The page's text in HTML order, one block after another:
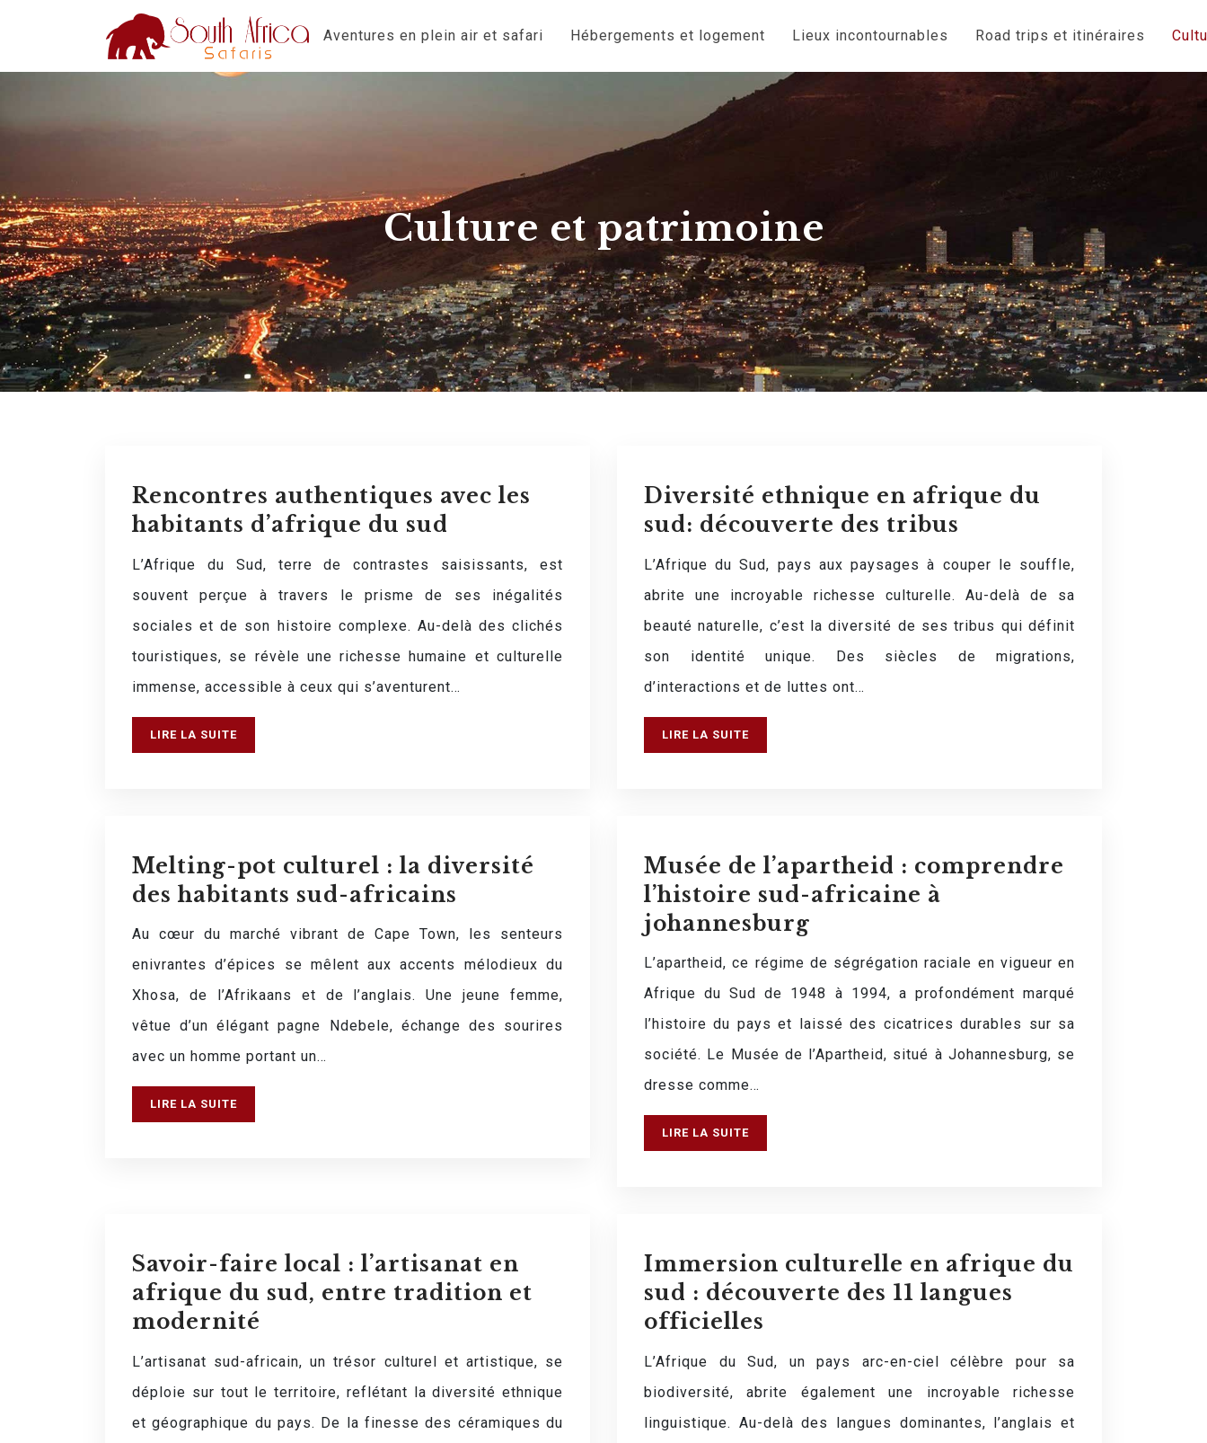
Aventures en plein air et safari Hébergements et logement Lieux incontournables Road trips et itinéraires
Culture et patrimoine
Rencontres authentiques avec les
habitants d’afrique du sud
L’Afrique du Sud, terre de contrastes saisissants, est
souvent perçue à travers le prisme de ses inégalités
sociales et de son histoire complexe. Au-delà des clichés
touristiques, se révèle une richesse humaine et culturelle
immense, accessible à ceux qui s’aventurent…
LIRE LA SUITE
Diversité ethnique en afrique du
sud: découverte des tribus
L’Afrique du Sud, pays aux paysages à couper le souffle,
abrite une incroyable richesse culturelle. Au-delà de sa
beauté naturelle, c’est la diversité de ses tribus qui définit
son identité unique. Des siècles de migrations,
d’interactions et de luttes ont…
LIRE LA SUITE
Melting-pot culturel : la diversité
des habitants sud-africains
Au cœur du marché vibrant de Cape Town, les senteurs
enivrantes d’épices se mêlent aux accents mélodieux du
Xhosa, de l’Afrikaans et de l’anglais. Une jeune femme,
vêtue d’un élégant pagne Ndebele, échange des sourires
avec un homme portant un…
LIRE LA SUITE
Musée de l’apartheid : comprendre
l’histoire sud-africaine à
johannesburg
L’apartheid, ce régime de ségrégation raciale en vigueur en
Afrique du Sud de 1948 à 1994, a profondément marqué
l’histoire du pays et laissé des cicatrices durables sur sa
société. Le Musée de l’Apartheid, situé à Johannesburg, se
dresse comme…
LIRE LA SUITE
Savoir-faire local : l’artisanat en
afrique du sud, entre tradition et
modernité
L’artisanat sud-africain, un trésor culturel et artistique, se
déploie sur tout le territoire, reflétant la diversité ethnique
et géographique du pays. De la finesse des céramiques du
Immersion culturelle en afrique du
sud : découverte des 11 langues
officielles
L’Afrique du Sud, un pays arc-en-ciel célèbre pour sa
biodiversité, abrite également une incroyable richesse
linguistique. Au-delà des langues dominantes, l’anglais et